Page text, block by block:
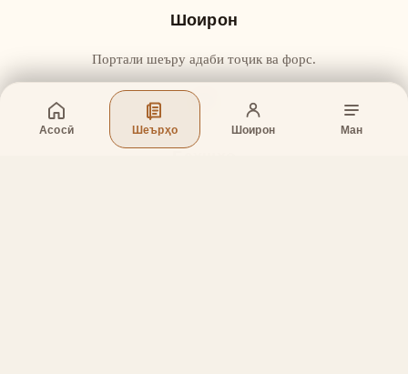
Асосӣ Шеърҳо Шоирон Ман
Шоирон
Портали шеъру адаби тоҷик ва форс.